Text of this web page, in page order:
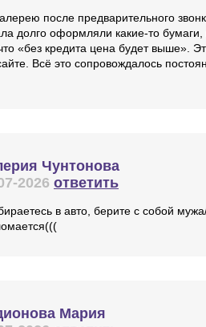
после предварительного
долго оформляли какие-то
«без кредита цена будет выше».
Всё это сопровождалось
Чунтонова
2026 ответить
в авто, берите с собой
Мария